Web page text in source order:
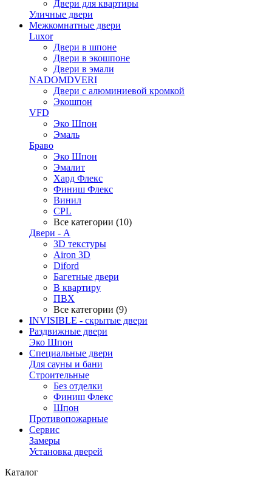
Двери для квартиры
Уличные двери
Межкомнатные двери
Luxor
Двери в шпоне
Двери в экошпоне
Двери в эмали
NADOMDVERI
Двери с алюминиевой кромкой
Экошпон
VFD
Эко Шпон
Эмаль
Браво
Эко Шпон
Эмалит
Хард Флекс
Финиш Флекс
Винил
CPL
Все категории (10)
Двери - А
3D текстуры
Airon 3D
Diford
Багетные двери
В квартиру
ПВХ
Все категории (9)
INVISIBLE - скрытые двери
Раздвижные двери
Эко Шпон
Специальные двери
Для сауны и бани
Строительные
Без отделки
Финиш Флекс
Шпон
Противопожарные
Сервис
Замеры
Установка дверей
Каталог